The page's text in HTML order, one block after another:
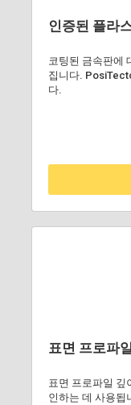
인증된 플라
코팅된 금속판에
집니다.
다.
표면 프로파
표면 프로파일 깊
인하는 데 사용됩